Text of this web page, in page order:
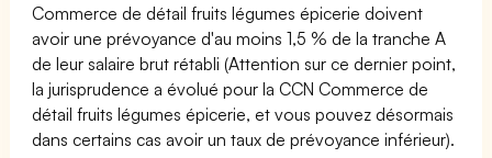
Commerce de détail fruits légumes épicerie doivent
avoir une prévoyance d'au moins 1,5 % de la tranche A
de leur salaire brut rétabli (Attention sur ce dernier point,
la jurisprudence a évolué pour la CCN Commerce de
détail fruits légumes épicerie, et vous pouvez désormais
dans certains cas avoir un taux de prévoyance inférieur).